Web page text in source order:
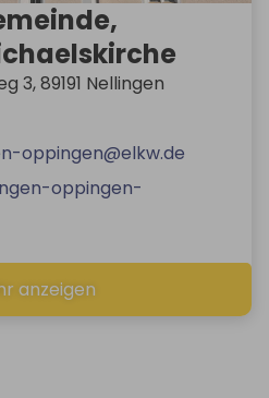
3, 89191 Nellingen
oppingen@elkw.de
oppingen-
anzeigen